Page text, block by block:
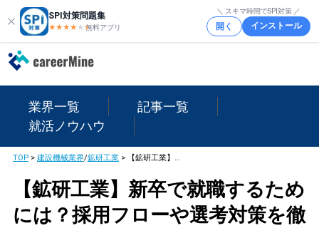
SPI対策問題集
★★★★ ★★
無料アプリ
＼ スキマ時間でSPI対策 ／
開く インストール
業界一覧
記事一覧
就活ノウハウ
TOP> 建設機械業界/鉱研工業> 【鉱研工業】新卒で就職するためには？採用フローや選考対策を徹底解説！
【鉱研工業】新卒で就職するため
には？採用フローや選考対策を徹